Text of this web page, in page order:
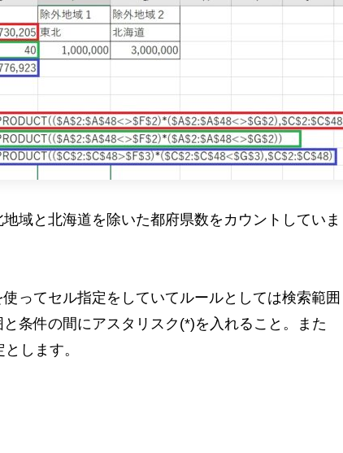
域と北海道を除いた都府県数をカウントしていま
ってセル指定をしていてルールとしては検索範
条件の間にアスタリスク(*)を入れること。また
します。